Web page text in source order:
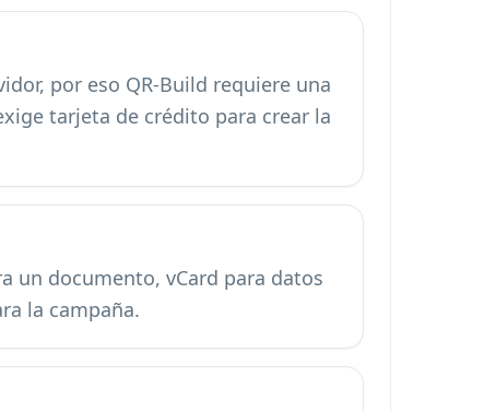
por eso QR-Build requiere una
tarjeta de crédito para crear la
un documento, vCard para datos
la campaña.